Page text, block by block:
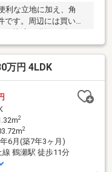
利な立地に加え、角
す。周辺には買い物
みの住まいを建てるた
す。現地では陽当たり
見学カレンダーから
になることなどもぜひ
万円 4LDK
2
2
6月(築7年3ヶ月)
鶴瀬駅 徒歩11分